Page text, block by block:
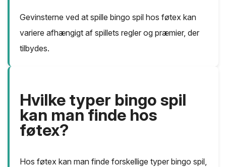
Gevinsterne ved at spille bingo spil hos føtex kan
variere afhængigt af spillets regler og præmier, der
tilbydes.
Hvilke typer bingo spil
kan man finde hos
føtex?
Hos føtex kan man finde forskellige typer bingo spil,